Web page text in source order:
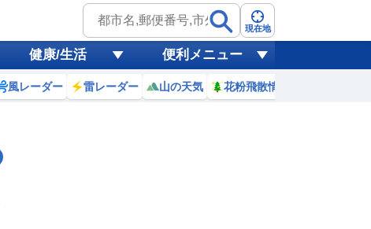
現在地
健康/生活 便利メニュー
風レーダー 雷レーダー 山の天気 花粉飛散情報